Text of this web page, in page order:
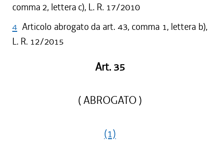
comma 2, lettera c), L. R. 17/2010
4 Articolo abrogato da art. 43, comma 1, lettera b),
L. R. 12/2015
Art. 35
( ABROGATO )
(1)